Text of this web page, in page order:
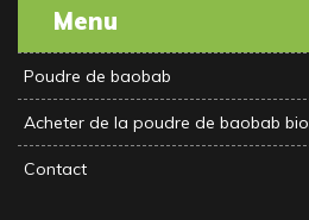
Menu
Poudre de baobab
Acheter de la poudre de baobab bio
Contact